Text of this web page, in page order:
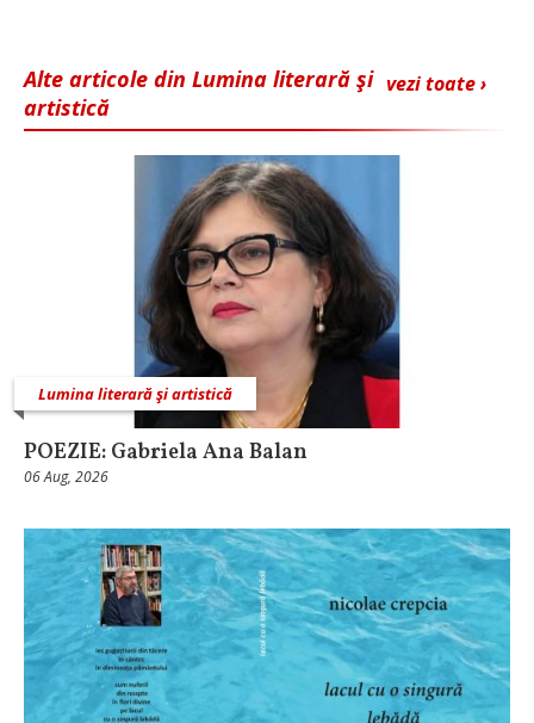
vezi toate ›
Alte articole din Lumina literară şi
artistică
Lumina literară şi artistică
POEZIE: Gabriela Ana Balan
06 Aug, 2026